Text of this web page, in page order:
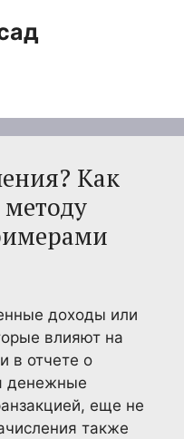
Как
методу
доходы или
влияют на
в отчете о
денежные
еще не
также